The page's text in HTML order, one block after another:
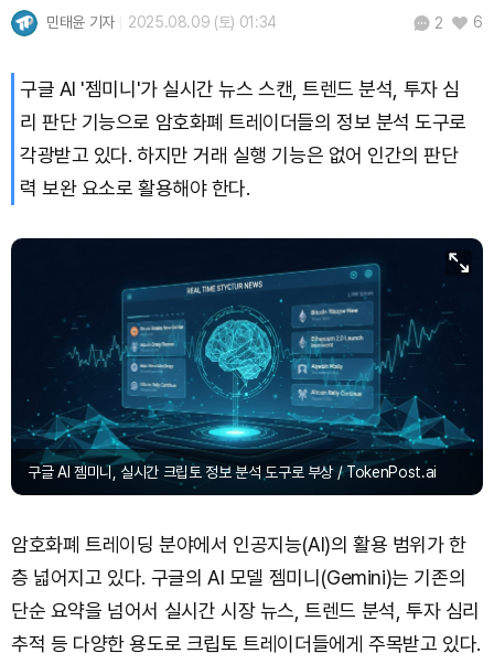
민태윤 기자 2025.08.09 (토) 01:34 2 6
구글 AI '젬미니'가 실시간 뉴스 스캔, 트렌드 분석, 투자 심
리 판단 기능으로 암호화폐 트레이더들의 정보 분석 도구로
각광받고 있다. 하지만 거래 실행 기능은 없어 인간의 판단
력 보완 요소로 활용해야 한다.
구글 AI 젬미니, 실시간 크립토 정보 분석 도구로 부상 / TokenPost.ai
암호화폐 트레이딩 분야에서 인공지능(AI)의 활용 범위가 한
층 넓어지고 있다. 구글의 AI 모델 젬미니(Gemini)는 기존의
단순 요약을 넘어서 실시간 시장 뉴스, 트렌드 분석, 투자 심리
추적 등 다양한 용도로 크립토 트레이더들에게 주목받고 있다.